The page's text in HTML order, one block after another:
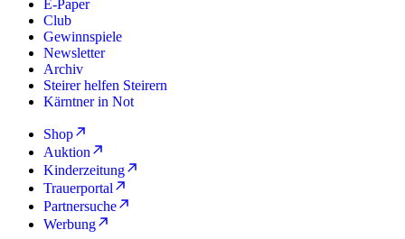
E-Paper
Club
Gewinnspiele
Newsletter
Archiv
Steirer helfen Steirern
Kärntner in Not
Shop
Auktion
Kinderzeitung
Trauerportal
Partnersuche
Werbung